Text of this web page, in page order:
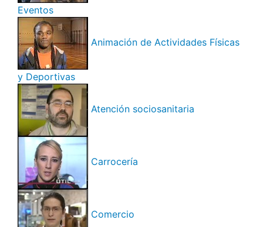
Eventos
Animación de Actividades Físicas
y Deportivas
Atención sociosanitaria
Carrocería
Comercio